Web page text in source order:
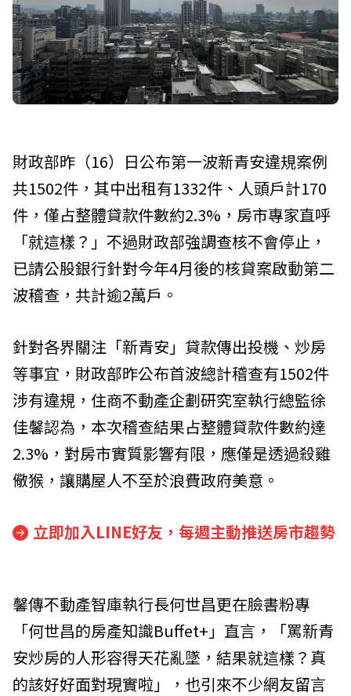
財政部昨（16）日公布第一波新青安違規案例
共1502件，其中出租有1332件、人頭戶計170
件，僅占整體貸款件數約2.3%，房市專家直呼
「就這樣？」不過財政部強調查核不會停止，
已請公股銀行針對今年4月後的核貸案啟動第二
波稽查，共計逾2萬戶。
針對各界關注「新青安」貸款傳出投機、炒房
等事宜，財政部昨公布首波總計稽查有1502件
涉有違規，住商不動產企劃研究室執行總監徐
佳馨認為，本次稽查結果占整體貸款件數約達
2.3%，對房市實質影響有限，應僅是透過殺雞
儆猴，讓購屋人不至於浪費政府美意。
立即加入LINE好友，每週主動推送房市趨勢
馨傳不動產智庫執行長何世昌更在臉書粉專
「何世昌的房產知識Buffet+」直言，「罵新青
安炒房的人形容得天花亂墜，結果就這樣？真
的該好好面對現實啦」，也引來不少網友留言